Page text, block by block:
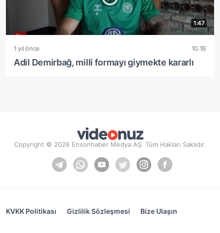
1:47
1 yıl önce 10.1B
Adil Demirbağ, milli formayı giymekte kararlı
Copyright © 2026 Ensonhaber Medya AŞ. Tüm Hakları Saklıdır.
KVKK Politikası Gizlilik Sözleşmesi Bize Ulaşın